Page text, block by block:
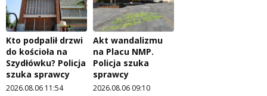
Kto podpalił drzwi
do kościoła na
Szydłówku? Policja
szuka sprawcy
2026.08.06 11:54
Akt wandalizmu
na Placu NMP.
Policja szuka
sprawcy
2026.08.06 09:10